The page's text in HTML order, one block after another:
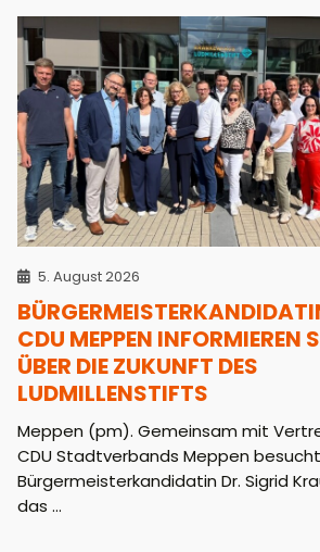
5. August 2026
CDU MEPPEN INFORMIEREN
ÜBER DIE ZUKUNFT DES
LUDMILLENSTIFTS
Meppen (pm). Gemeinsam mit
CDU Stadtverbands Meppen
Bürgermeisterkandidatin Dr. Sigrid
das ...